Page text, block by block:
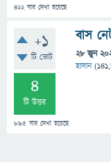
422বার দেখা হয়েছে
+1
টি ভোট
4
টি উত্তর
895 বার দেখা হয়েছে
বাস
28 জুন
হাসান (